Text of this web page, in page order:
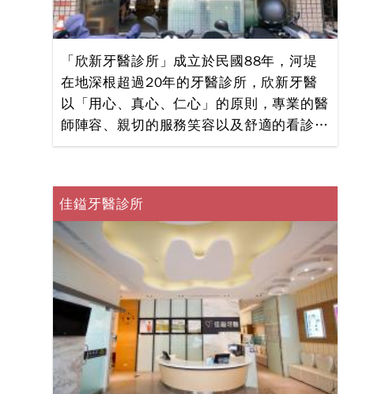
就此誕生！ ●專業技術的提升 高品質的追
求--------- 以患者需求為導向及高品質的服
務是醫療機構的永續經營方針。「諾貝爾牙
醫醫療中心」分為兩大主軸─人工植牙暨口
腔外科中心、牙齒美白美容中心；這兩大主
軸的目標都是為了提供您更高品質的咀嚼功
能與燦爛美麗的皓齒。「諾貝爾牙醫醫療中
(3)推動數位e化(4)有效患者關係處理。 對
於患者的關係處理，「諾貝爾牙醫」始終認
為對於患者並非僅是提供和顏悅色的服務，
或者定期實施顧客滿意度調查就足夠，更重
要的是必須時時站在患者的立場，思考患者
的需求，以滿足患者需求為導向。而為達成
這樣的經營理念，就必須結合專業醫師群、
卓越的醫療設備與高優質服務，以達到諾貝
爾級的醫療品質！
「欣新牙醫診所」成立於民國88年，河堤
在地深根超過20年的牙醫診所，欣新牙醫
以「用心、真心、仁心」的原則，專業的醫
師陣容、親切的服務笑容以及舒適的看診環
境，讓每位來求診的患者都能享有賓至如歸
- 我們的服務項目包括：人工植牙手術、齒
列美形矯正、兒童口腔診療、牙周病變診治
等。「欣新牙醫診所」黃義評院長，經LH
矯正學院認證，為口腔顎面植體暨美學專科
醫師，提供最專業的美學矯正服務。全家人
的口腔健康，請放心交給欣新！歡迎您一同
感受河堤社區超過20年美學專科醫師的專
業服務!
佳鎰牙醫診所